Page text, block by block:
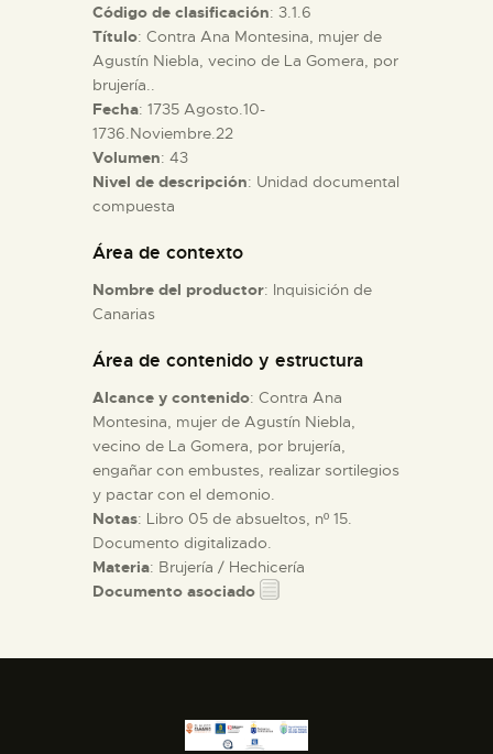
█
EL MUSEO
COLECCIONES
DIDÁCTICA
ESPAÑOL
Código de clasificación: 3.1.6
Título: Contra Ana Montesina, mujer de
Agustín Niebla, vecino de La Gomera, por
brujería..
Fecha: 1735 Agosto.10-
1736.Noviembre.22
Volumen: 43
Nivel de descripción: Unidad documental
compuesta
Área de contexto
Nombre del productor: Inquisición de
Canarias
Área de contenido y estructura
Alcance y contenido: Contra Ana
Montesina, mujer de Agustín Niebla,
vecino de La Gomera, por brujería,
engañar con embustes, realizar sortilegios
y pactar con el demonio.
Notas: Libro 05 de absueltos, nº 15.
Documento digitalizado.
Materia: Brujería / Hechicería
Documento asociado